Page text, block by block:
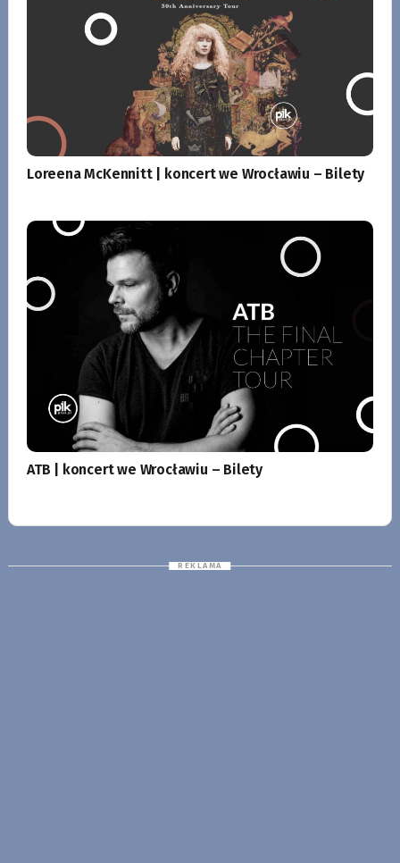
Loreena McKennitt | koncert we Wrocławiu – Bilety
ATB | koncert we Wrocławiu – Bilety